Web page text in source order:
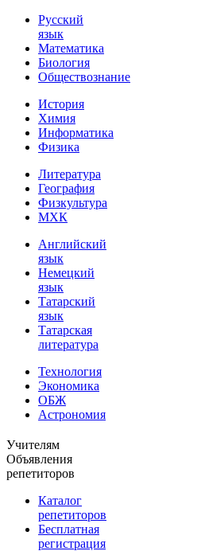
Русский
язык
Математика
Биология
Обществознание
История
Химия
Информатика
Физика
Литература
География
Физкультура
МХК
Английский
язык
Немецкий
язык
Татарский
язык
Татарская
литература
Технология
Экономика
ОБЖ
Астрономия
Учителям
Объявления
репетиторов
Каталог
репетиторов
Бесплатная
регистрация